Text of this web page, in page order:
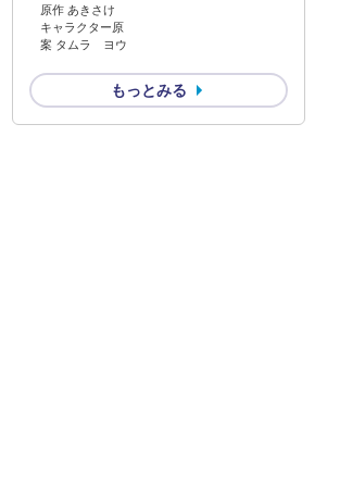
原作 あきさけ
キャラクター原
案 タムラ ヨウ
もっとみる